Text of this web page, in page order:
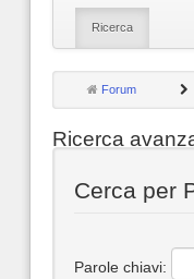
Ricerca
Forum
Ricerca
Cerca per
Parole chiavi: